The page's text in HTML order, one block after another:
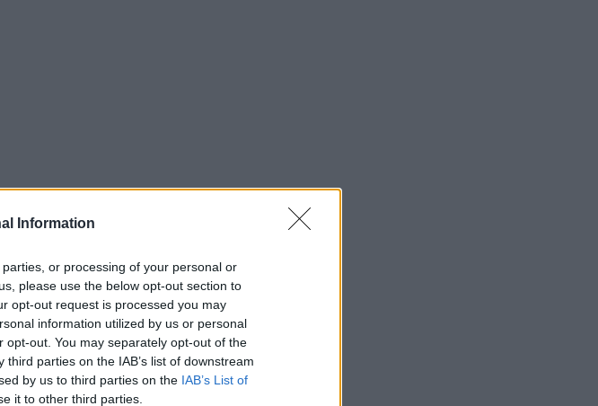
Information
or processing of your personal or
please use the below opt-out section to
opt-out request is processed you may
information utilized by us or personal
out. You may separately opt-out of the
parties on the IAB’s list of downstream
by us to third parties on the IAB’s List of
it to other third parties.